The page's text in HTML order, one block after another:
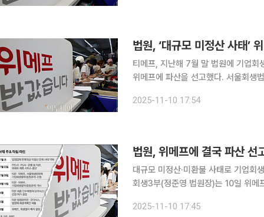
법원, ‘대규모 미정산 사태’
티메프, 지난해 7월 말 법원에 기업회생 신청⋯1년 4개월 만
위메프에 파산을 선고했다. 서울회생법원 회생3부(정준영 법원장)는 10일 위메프에 파산을 선고했
2025-11-10 17:54
법원, 위메프에 결국 파산
대규모 미정산·미환불 사태로 기업회생 절
회생3부(정준영 법원장)는 10일 위메
며 채권 신고 기간은 내년 1월 6일까
2025-11-10 17:45